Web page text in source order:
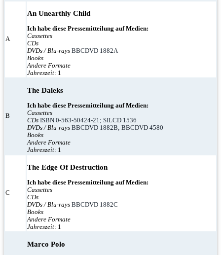
A
An Unearthly Child
Ich habe diese Pressemitteilung auf Medien:
Cassettes
CDs
DVDs / Blu-rays BBCDVD 1882A
Books
Andere Formate
Jahreszeit: 1
B
The Daleks
Ich habe diese Pressemitteilung auf Medien:
Cassettes
CDs ISBN 0-563-50424-21; SILCD 1536
DVDs / Blu-rays BBCDVD 1882B; BBCDVD 4580
Books
Andere Formate
Jahreszeit: 1
C
The Edge Of Destruction
Ich habe diese Pressemitteilung auf Medien:
Cassettes
CDs
DVDs / Blu-rays BBCDVD 1882C
Books
Andere Formate
Jahreszeit: 1
Marco Polo